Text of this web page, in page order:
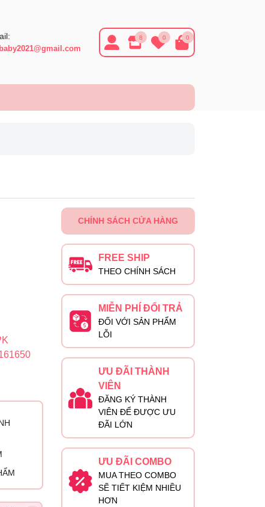
8 0 0
CHÍNH SÁCH CỬA HÀNG
FREE SHIP
THEO CHÍNH SÁCH
MIỄN PHÍ ĐỔI TRẢ
ĐỐI VỚI SẢN PHẨM
LỖI
ƯU ĐÃI THÀNH
VIÊN
ĐĂNG KÝ THÀNH
VIÊN ĐỂ ĐƯỢC ƯU
ĐÃI LỚN
ƯU ĐÃI COMBO
MUA THEO COMBO
SẼ TIẾT KIỆM NHIỀU
HƠN